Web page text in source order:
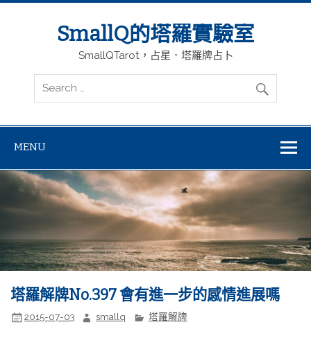
SmallQ的塔羅實驗室
SmallQTarot，占星．塔羅牌占卜
MENU
塔羅解牌No.397 會有進一步的感情進展嗎
2015-07-03 smallq 塔羅解牌